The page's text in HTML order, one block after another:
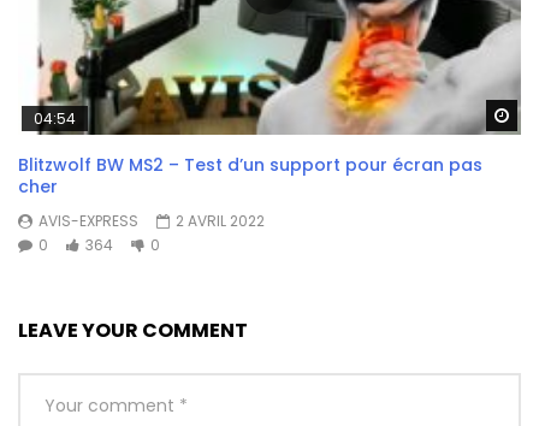
04:54
Blitzwolf BW MS2 – Test d’un support pour écran pas
cher
AVIS-EXPRESS
2 AVRIL 2022
0
364 0
LEAVE YOUR COMMENT